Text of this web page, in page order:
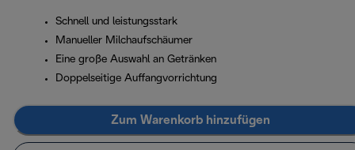
Schnell und leistungsstark
Manueller Milchaufschäumer
Eine große Auswahl an Getränken
Doppelseitige Auffangvorrichtung
Zum Warenkorb hinzufügen